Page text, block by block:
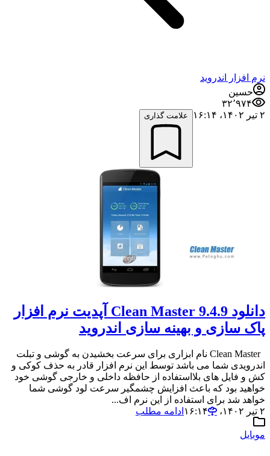
نرم افزار اندروید
حسین
۳۲٬۹۷۴
۲ تیر ۱۴۰۲،‏ ۱۶:۱۴
علامت گذاری
دانلود Clean Master 9.4.9 آپدیت نرم افزار
پاک سازی و بهینه سازی اندروید
Clean Master نام ابزاری برای سرعت بخشیدن به گوشی و تبلت
اندرویدی شما می باشد توسط این نرم افزار قادر به حذف کوکی و
کش و فایل های بلااستفاده از حافظه داخلی و خارجی گوشی خود
خواهید بود که باعث افزایش چشمگیر سرعت لود گوشی شما
خواهد شد برای استفاده از این نرم اف...
۲ تیر ۱۴۰۲،‏ ۱۶:۱۴
ادامه مطلب
موبایل